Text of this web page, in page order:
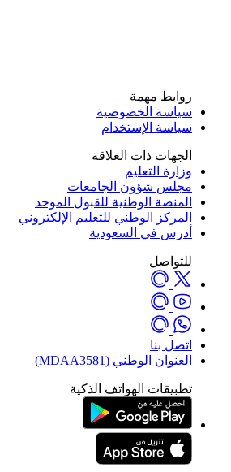
روابط مهمة
سياسة الخصوصية
سياسة الإستخدام
الجهات ذات العلاقة
وزارة التعليم
مجلس شؤون الجامعات
المنصة الوطنية للقبول الموحد
المركز الوطني للتعليم الإلكتروني
أدرس في السعودية
للتواصل
اتصل بنا
العنوان الوطني (MDAA3581)
تطبيقات الهواتف الذكية